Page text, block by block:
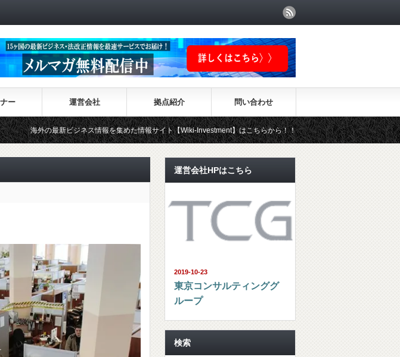
ー 運営会社 拠点紹介 問い合わせ
新ビジネス情報を集めた情報サイト【Wiki-Investment】はこちらから！！
運営会社HPはこちら
2019-10-23
東京コンサルティンググ
ループ
検索